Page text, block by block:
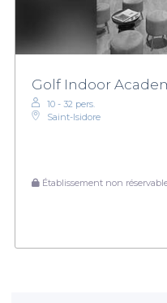
Golf Indoor
10 - 32 pers.
Saint-Isidore
Établissement non